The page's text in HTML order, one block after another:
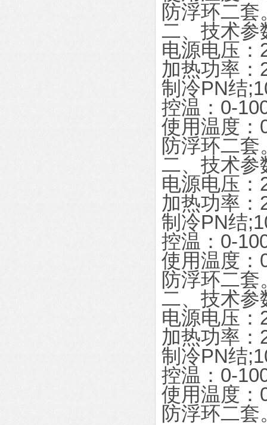
防浮环二套
二、技术参
电源电压
加热功率：
制冷PN结
控温：0-
使用温度
防浮环二套
二、技术参
电源电压
加热功率：
制冷PN结
控温：0-
使用温度
防浮环二套
二、技术参
电源电压
加热功率：
制冷PN结
控温：0-
使用温度
防浮环二套